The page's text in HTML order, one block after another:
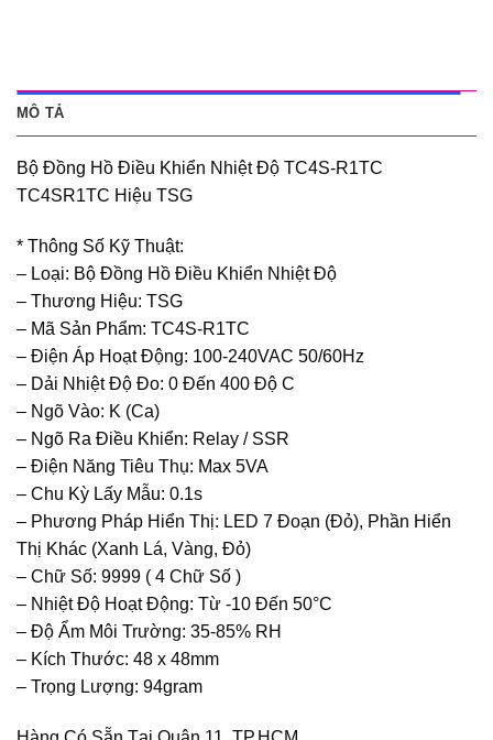
MÔ TẢ
Bộ Đồng Hồ Điều Khiển Nhiệt Độ TC4S-R1TC
TC4SR1TC Hiệu TSG
* Thông Số Kỹ Thuật:
– Loại: Bộ Đồng Hồ Điều Khiển Nhiệt Độ
– Thương Hiệu: TSG
– Mã Sản Phẩm: TC4S-R1TC
– Điện Áp Hoạt Động: 100-240VAC 50/60Hz
– Dải Nhiệt Độ Đo: 0 Đến 400 Độ C
– Ngõ Vào: K (Ca)
– Ngõ Ra Điều Khiển: Relay / SSR
– Điện Năng Tiêu Thụ: Max 5VA
– Chu Kỳ Lấy Mẫu: 0.1s
– Phương Pháp Hiển Thị: LED 7 Đoạn (Đỏ), Phần Hiển
Thị Khác (Xanh Lá, Vàng, Đỏ)
– Chữ Số: 9999 ( 4 Chữ Số )
– Nhiệt Độ Hoạt Động: Từ -10 Đến 50°C
– Độ Ẩm Môi Trường: 35-85% RH
– Kích Thước: 48 x 48mm
– Trọng Lượng: 94gram